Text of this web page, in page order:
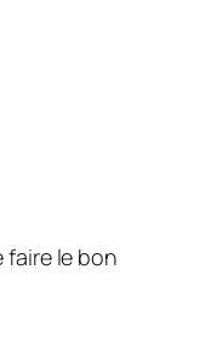
faire le bon